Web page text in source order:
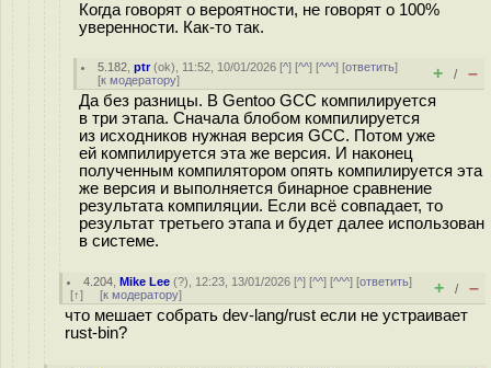
Когда говорят о вероятности, не говорят о 100%
уверенности. Как-то так.
5.182 ,ptr(ok), 11:52, 10/01/2026 [^] [^^] [^^^] [ответить]
[к модератору] + / –
Да без разницы. В Gentoo GCC компилируется
в три этапа. Сначала блобом компилируется
из исходников нужная версия GCC. Потом уже
ей компилируется эта же версия. И наконец
полученным компилятором опять компилируется эта
же версия и выполняется бинарное сравнение
результата компиляции. Если всё совпадает, то
результат третьего этапа и будет далее использован
в системе.
4.204 ,Mike Lee (?), 12:23, 13/01/2026 [^] [^^] [^^^] [ответить]
[↑] [к модератору] + / –
что мешает собрать dev-lang/rust если не устраивает
rust-bin?